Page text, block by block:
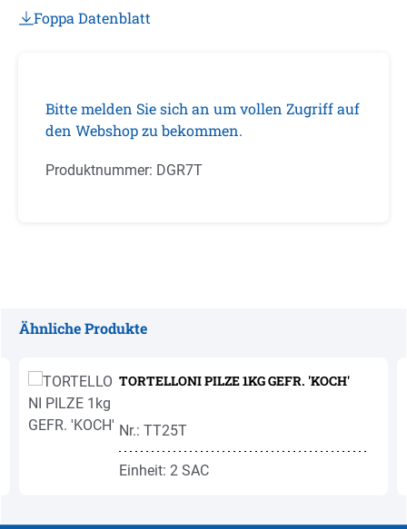
Foppa Datenblatt
Bitte melden Sie sich an um vollen Zugriff auf
den Webshop zu bekommen.
Produktnummer: DGR7T
Ähnliche Produkte
TORTELLONI PILZE 1KG GEFR. 'KOCH'
Nr.: TT25T
Einheit: 2 SAC